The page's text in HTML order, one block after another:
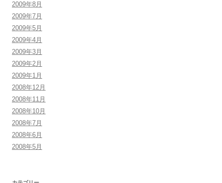
2009年8月
2009年7月
2009年5月
2009年4月
2009年3月
2009年2月
2009年1月
2008年12月
2008年11月
2008年10月
2008年7月
2008年6月
2008年5月